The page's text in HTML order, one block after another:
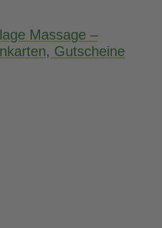
Massage –
Gutscheine